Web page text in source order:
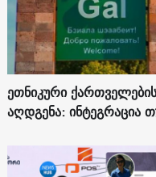
ეთნიკური
აღდგენა: ინტეგრაცია